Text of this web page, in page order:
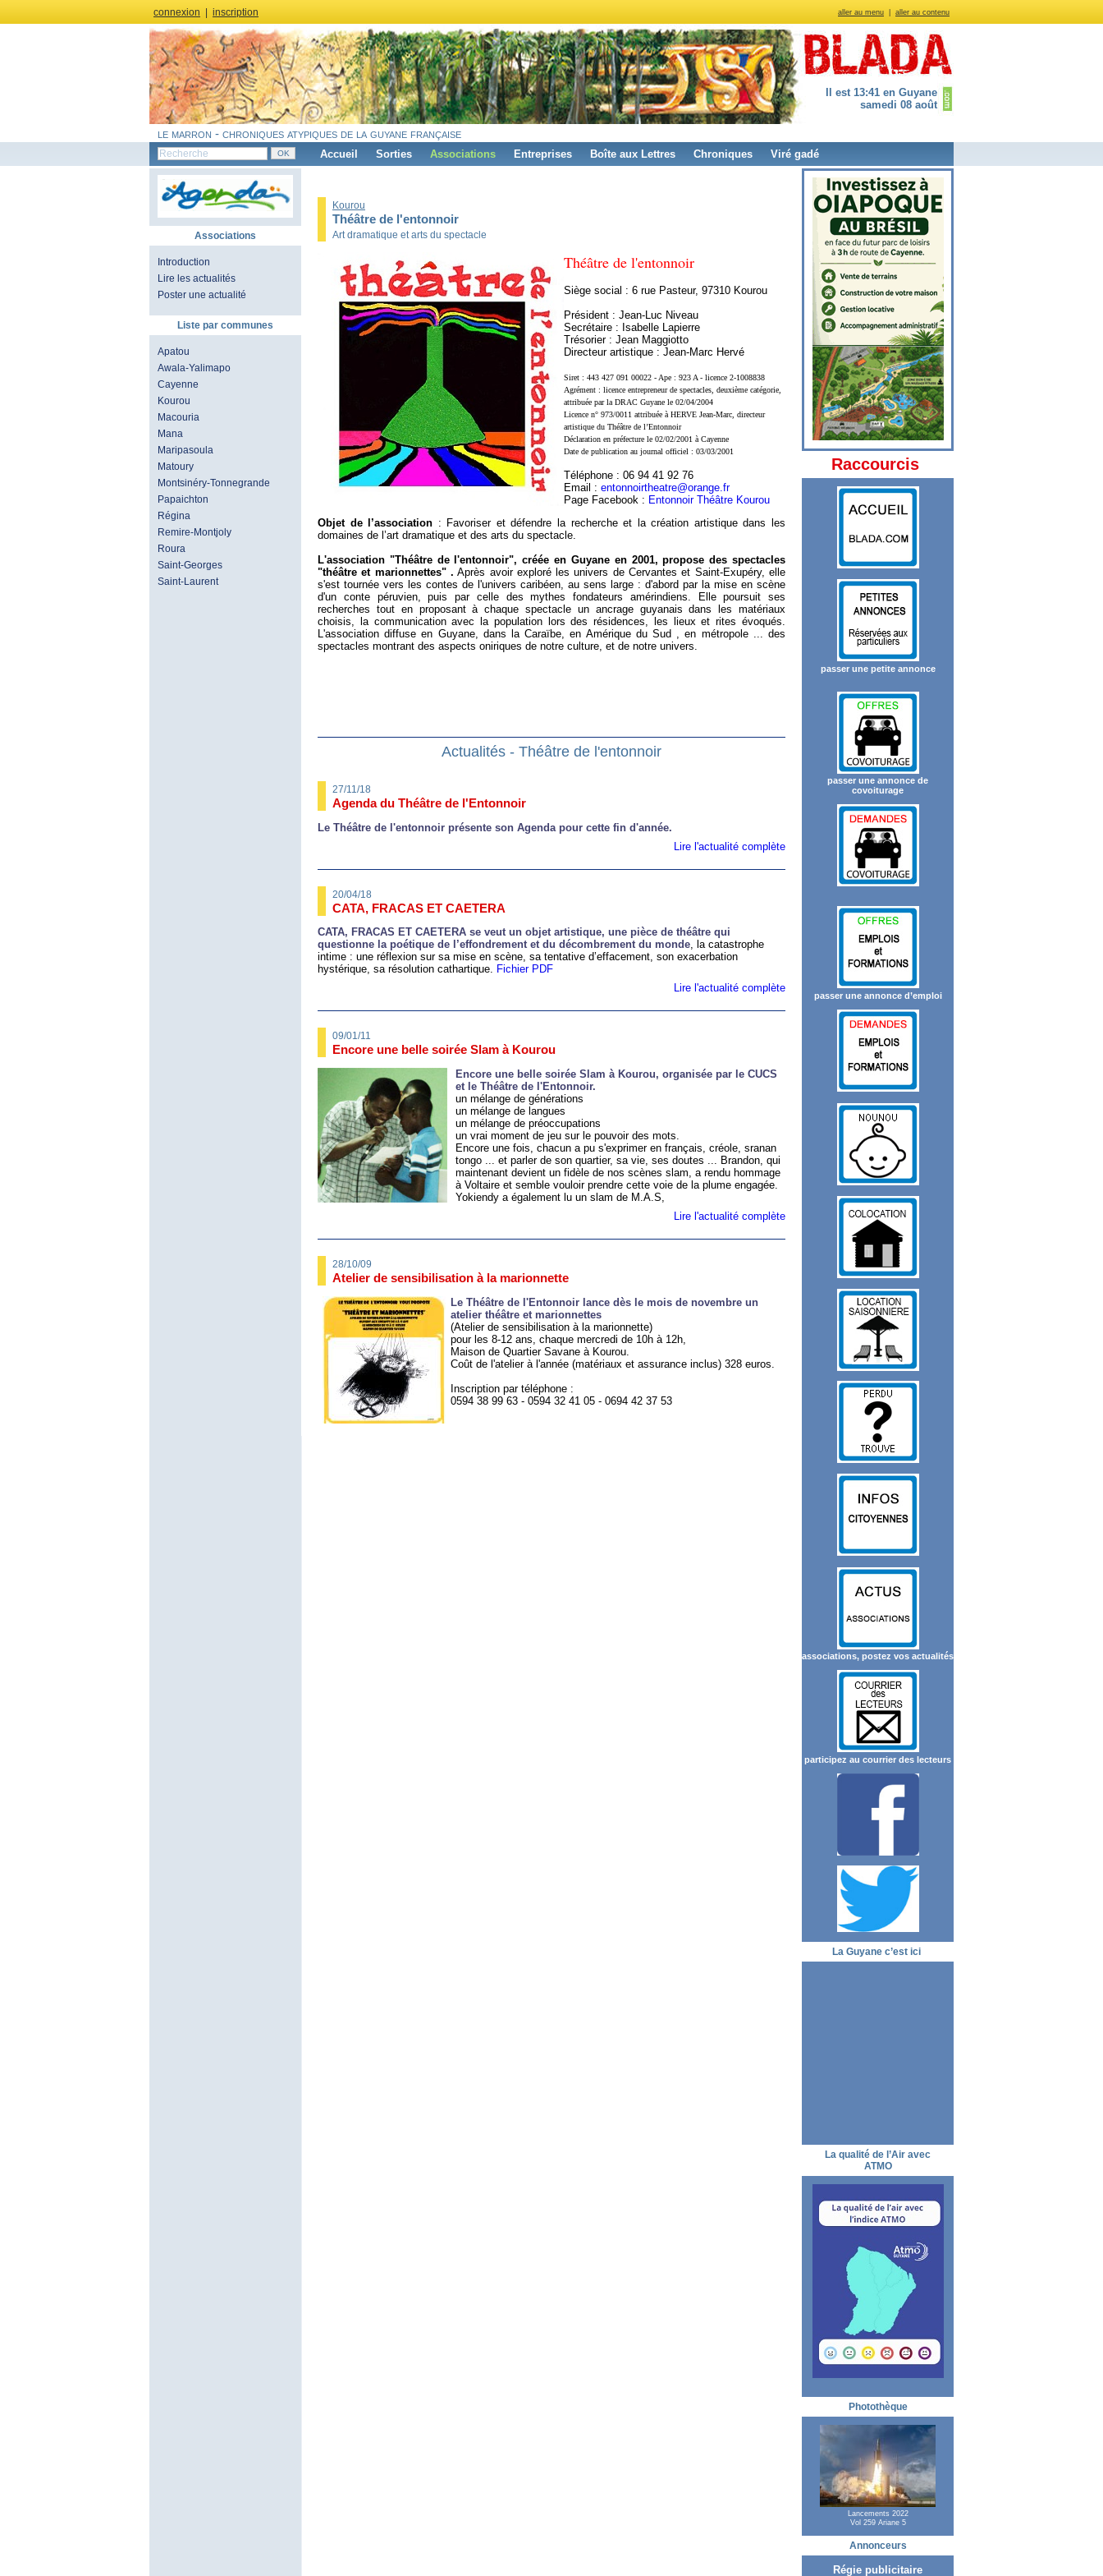
aller au menu aller au contenu
connexion inscription
Il est 13:41 en Guyane
samedi 08 août
le marron - chroniques atypiques de la guyane française
Accueil Sorties Associations Entreprises Boîte aux Lettres Chroniques Viré gadé
Associations
Introduction
Lire les actualités
Poster une actualité
Liste par communes
Apatou
Awala-Yalimapo
Cayenne
Kourou
Macouria
Mana
Maripasoula
Matoury
Montsinéry-Tonnegrande
Papaichton
Régina
Remire-Montjoly
Roura
Saint-Georges
Saint-Laurent
Kourou
Théâtre de l'entonnoir
Art dramatique et arts du spectacle
Théâtre de l'entonnoir
Siège social : 6 rue Pasteur, 97310 Kourou
Président : Jean-Luc Niveau
Secrétaire : Isabelle Lapierre
Trésorier : Jean Maggiotto
Directeur artistique : Jean-Marc Hervé
Siret : 443 427 091 00022 - Ape : 923 A - licence 2-1008838
Agrément : licence entrepreneur de spectacles, deuxième catégorie,
attribuée par la DRAC Guyane le 02/04/2004
Licence n° 973/0011 attribuée à HERVE Jean-Marc, directeur
artistique du Théâtre de l’Entonnoir
Déclaration en préfecture le 02/02/2001 à Cayenne
Date de publication au journal officiel : 03/03/2001
Téléphone : 06 94 41 92 76
Email : entonnoirtheatre@orange.fr
Page Facebook : Entonnoir Théâtre Kourou
Objet de l’association : Favoriser et défendre la recherche et la création artistique dans les
domaines de l’art dramatique et des arts du spectacle.
L'association "Théâtre de l'entonnoir", créée en Guyane en 2001, propose des spectacles
"théâtre et marionnettes" . Après avoir exploré les univers de Cervantes et Saint-Exupéry, elle
s'est tournée vers les contes de l'univers caribéen, au sens large : d'abord par la mise en scène
d'un conte péruvien, puis par celle des mythes fondateurs amérindiens. Elle poursuit ses
recherches tout en proposant à chaque spectacle un ancrage guyanais dans les matériaux
choisis, la communication avec la population lors des résidences, les lieux et rites évoqués.
L'association diffuse en Guyane, dans la Caraïbe, en Amérique du Sud , en métropole ... des
spectacles montrant des aspects oniriques de notre culture, et de notre univers.
Actualités - Théâtre de l'entonnoir
27/11/18
Agenda du Théâtre de l'Entonnoir
Le Théâtre de l'entonnoir présente son Agenda pour cette fin d'année.
Lire l'actualité complète
20/04/18
CATA, FRACAS ET CAETERA
CATA, FRACAS ET CAETERA se veut un objet artistique, une pièce de théâtre qui
questionne la poétique de l’effondrement et du décombrement du monde, la catastrophe
intime : une réflexion sur sa mise en scène, sa tentative d’effacement, son exacerbation
hystérique, sa résolution cathartique. Fichier PDF
Lire l'actualité complète
09/01/11
Encore une belle soirée Slam à Kourou
Encore une belle soirée S lam à Kourou, organisée par le CUCS
et le Théâtre de l'Entonnoir.
un mélange de générations
un mélange de langues
un mélange de préoccupations
un vrai moment de jeu sur le pouvoir des mots.
Encore une fois, chacun a pu s'exprimer en français, créole, sranan
tongo ... et parler de son quartier, sa vie, ses doutes ... Brandon, qui
maintenant devient un fidèle de nos scènes slam, a rendu hommage
à Voltaire et semble vouloir prendre cette voie de la plume engagée.
Yokiendy a également lu un slam de M.A.S,
Lire l'actualité complète
28/10/09
Atelier de sensibilisation à la marionnette
Le Théâtre de l'Entonnoir lance dès le mois de novembre un
atelier théâtre et marionnettes
(Atelier de sensibilisation à la marionnette)
pour les 8-12 ans, chaque mercredi de 10h à 12h,
Maison de Quartier Savane à Kourou.
Coût de l'atelier à l'année (matériaux et assurance inclus) 328 euros.
Inscription par téléphone :
0594 38 99 63 - 0594 32 41 05 - 0694 42 37 53
Raccourcis
passer une petite annonce
passer une annonce de
covoiturage
passer une annonce d’emploi
associations, postez vos actualités
participez au courrier des lecteurs
La Guyane c’est ici
La qualité de l’Air avec
ATMO
Photothèque
Lancements 2022
Vol 259 Ariane 5
Annonceurs
Régie publicitaire